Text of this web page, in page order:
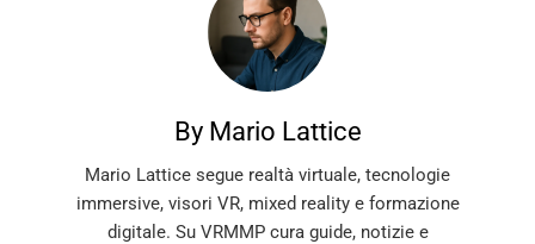
By Mario Lattice
Mario Lattice segue realtà virtuale, tecnologie
immersive, visori VR, mixed reality e formazione
digitale. Su VRMMP cura guide, notizie e